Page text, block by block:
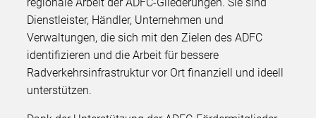
Dienstleister, Händler, Unternehmen und
Verwaltungen, die sich mit den Zielen des ADFC
identifizieren und die Arbeit für bessere
Radverkehrsinfrastruktur vor Ort finanziell und ideell
unterstützen.